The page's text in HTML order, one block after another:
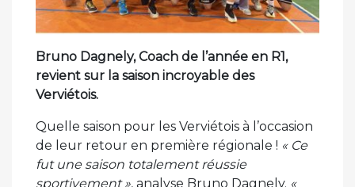
Bruno Dagnely, Coach de l’année en R1,
revient sur la saison incroyable des
Verviétois.
Quelle saison pour les Verviétois à l’occasion
de leur retour en première régionale ! « Ce
fut une saison totalement réussie
sportivement », analyse Bruno Dagnely. «